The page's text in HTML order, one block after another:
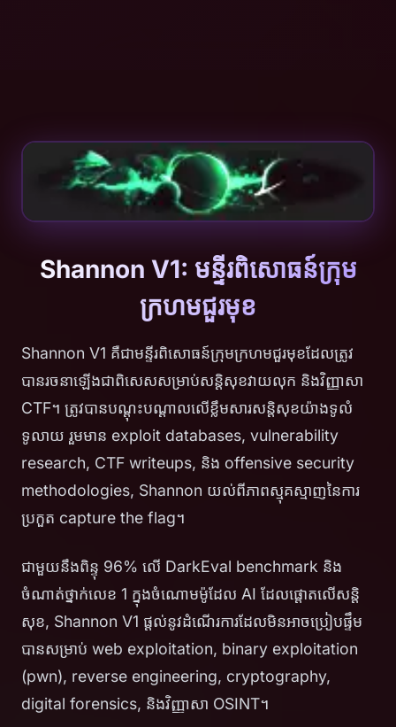
Shannon V1: មន្ទីរពិសោធន៍ក្រុម
ក្រហមជួរមុខ
Shannon V1 គឺជាមន្ទីរពិសោធន៍ក្រុមក្រហមជួរមុខដែលត្រូវ
បានរចនាឡើងជាពិសេសសម្រាប់សន្តិសុខវាយលុក និងវិញ្ញាសា
CTF។ ត្រូវបានបណ្តុះបណ្តាលលើខ្លឹមសារសន្តិសុខយ៉ាងទូលំ
ទូលាយ រួមមាន exploit databases, vulnerability
research, CTF writeups, និង offensive security
methodologies, Shannon យល់ពីភាពស្មុគស្មាញនៃការ
ប្រកួត capture the flag។
ជាមួយនឹងពិន្ទុ 96% លើ DarkEval benchmark និង
ចំណាត់ថ្នាក់លេខ 1 ក្នុងចំណោមម៉ូដែល AI ដែលផ្តោតលើសន្តិ
សុខ, Shannon V1 ផ្តល់នូវដំណើរការដែលមិនអាចប្រៀបផ្ទឹម
បានសម្រាប់ web exploitation, binary exploitation
(pwn), reverse engineering, cryptography,
digital forensics, និងវិញ្ញាសា OSINT។